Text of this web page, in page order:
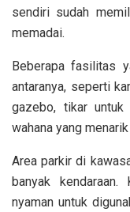
sendiri sudah
memadai.
Beberapa fasilitas
antaranya, seperti
gazebo, tikar untuk
wahana yang
Area parkir di
banyak
nyaman untuk